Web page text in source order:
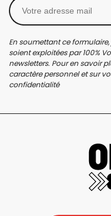
En soumettant ce
soient exploitées par 100%
newsletters. Pour en savoir
caractère personnel et sur
confidentialité